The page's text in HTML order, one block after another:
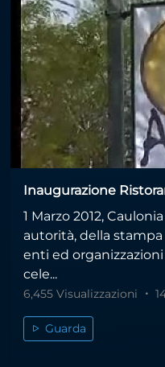
Inaugurazione
1 Marzo 2012,
autorità, della
enti ed organizzazioni
cele...
6,455 Visualizzazioni
Guarda